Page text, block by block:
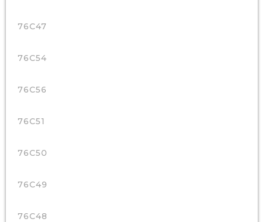
76C47
76C54
76C56
76C51
76C50
76C49
76C48